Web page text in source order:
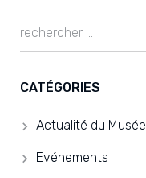
CATÉGORIES
Actualité du Musée
Evénements